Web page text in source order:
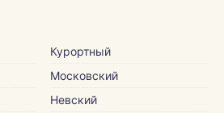
Курортный
Московский
Невский